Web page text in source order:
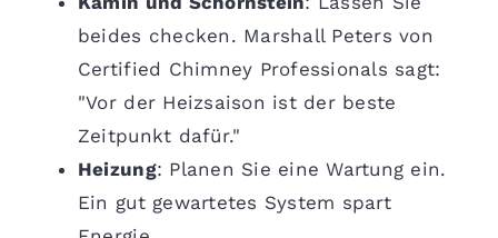
beides checken. Marshall Peters von
Certified Chimney Professionals sagt:
"Vor der Heizsaison ist der beste
Zeitpunkt dafür."
Heizung: Planen Sie eine Wartung ein.
Ein gut gewartetes System spart